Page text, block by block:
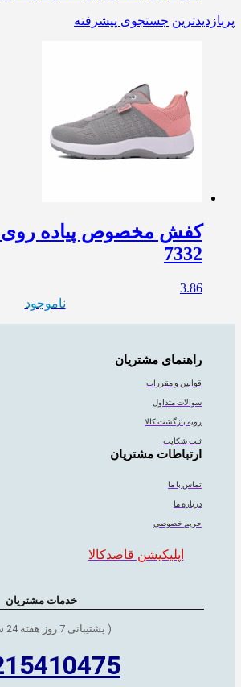
پربازدیدترین جستجوی پیشرفته
کفش مخصوص پیاده روی
7332
3.86
ناموجود
راهنمای مشتریان
قوانین و مقررات
سوالات متداول
رویه بازگشت کالا
ثبت شکایت
ارتباطات مشتریان
تماس با ما
درباره ما
حریم خصوصی
اپلیکیشن قاصدکالا
خدمات مشتریان
( پشتیبانی 7 روز هفته 24 ساعته )